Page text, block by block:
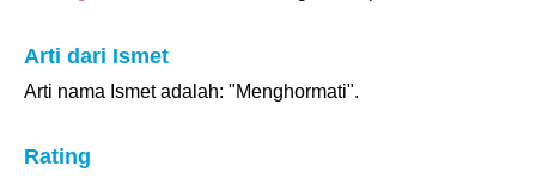
Arti dari Ismet
Arti nama Ismet adalah: "Menghormati".
Rating